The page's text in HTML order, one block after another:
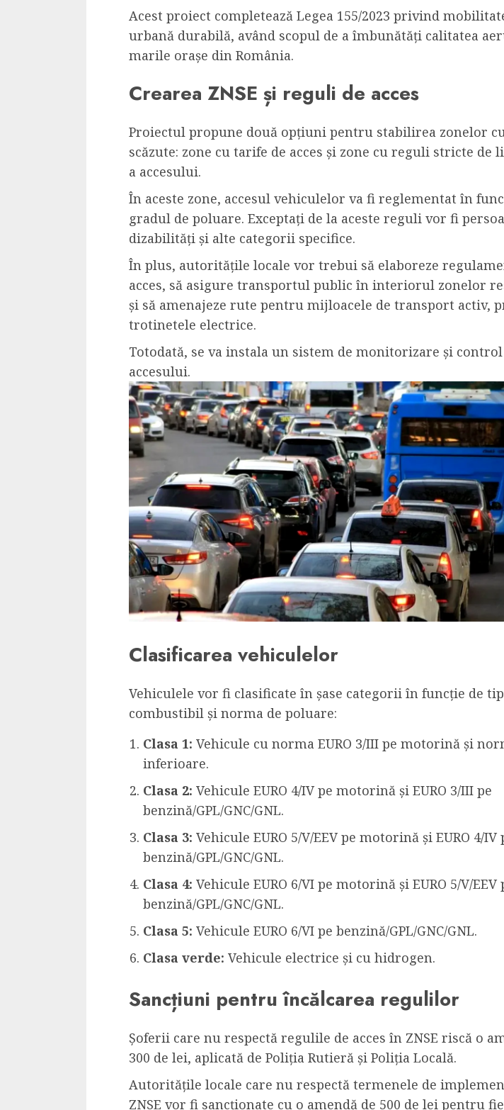
Acest proiect completează Legea 155/2023 privind
urbană durabilă, având scopul de a îmbunătăți calitatea
marile orașe din România.
Crearea ZNSE și reguli de acces
Proiectul propune două opțiuni pentru stabilirea zonelor
scăzute: zone cu tarife de acces și zone cu reguli stricte de
a accesului.
În aceste zone, accesul vehiculelor va fi reglementat în
gradul de poluare. Exceptați de la aceste reguli vor fi
dizabilități și alte categorii specifice.
În plus, autoritățile locale vor trebui să elaboreze
acces, să asigure transportul public în interiorul zonelor
și să amenajeze rute pentru mijloacele de transport activ,
trotinetele electrice.
Totodată, se va instala un sistem de monitorizare și
accesului.
Clasificarea vehiculelor
Vehiculele vor fi clasificate în șase categorii în funcție de
combustibil și norma de poluare:
Clasa 1: Vehicule cu norma EURO 3/III pe motorină și
inferioare.
Clasa 2: Vehicule EURO 4/IV pe motorină și EURO 3/III pe
benzină/GPL/GNC/GNL.
Clasa 3: Vehicule EURO 5/V/EEV pe motorină și EURO 4/IV
benzină/GPL/GNC/GNL.
Clasa 4: Vehicule EURO 6/VI pe motorină și EURO 5/V/EEV
benzină/GPL/GNC/GNL.
Clasa 5: Vehicule EURO 6/VI pe benzină/GPL/GNC/GNL.
Clasa verde: Vehicule electrice și cu hidrogen.
Sancțiuni pentru încălcarea regulilor
Șoferii care nu respectă regulile de acces în ZNSE riscă o
300 de lei, aplicată de Poliția Rutieră și Poliția Locală.
Autoritățile locale care nu respectă termenele de
ZNSE vor fi sancționate cu o amendă de 500 de lei pentru